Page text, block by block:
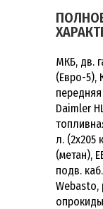
МКБ, дв.
(Евро-5),
Daimler
л. (2х205
(метан),
подв.
Webasto,